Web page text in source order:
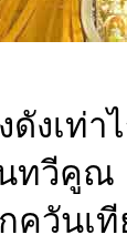
ดังเท่
ทวีคูณ
ควันเ